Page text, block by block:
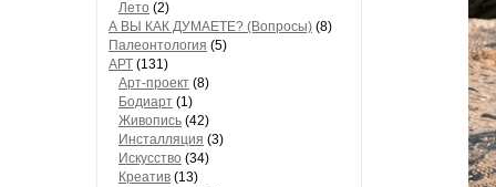
Лето (2)
А ВЫ КАК ДУМАЕТЕ? (Вопросы) (8)
Палеонтология (5)
АРТ (131)
Арт-проект (8)
Бодиарт (1)
Живопись (42)
Инсталляция (3)
Искусство (34)
Креатив (13)